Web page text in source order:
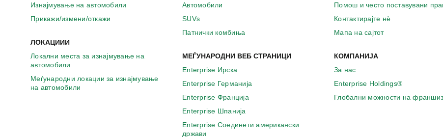
Изнајмување на автомобили
Прикажи/измени/откажи
ЛОКАЦИИИ
Локални места за изнајмување на
автомобили
Меѓународни локации за изнајмување
на автомобили
Автомобили
SUVs
Патнички комбиња
МЕЃУНАРОДНИ ВЕБ СТРАНИЦИ
Enterprise Ирска
Enterprise Германија
Enterprise Франција
Enterprise Шпанија
Enterprise Соединети американски
држави
Помош и често поставувани
Контактирајте нѐ
Мапа на сајтот
КОМПАНИЈА
За нас
Enterprise Holdings®
Глобални можности на